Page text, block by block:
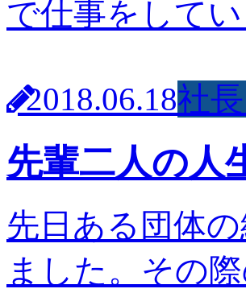
で仕事をして
2018.06.18社
先輩二人の人
先日ある団体
ました。その